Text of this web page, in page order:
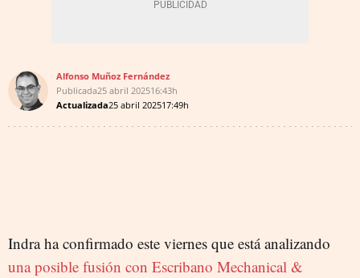
Alfonso Muñoz Fernández
Publicada25 abril 202516:43h
Actualizada25 abril 202517:49h
Indra ha confirmado este viernes que está analizando
una posible fusión con Escribano Mechanical &